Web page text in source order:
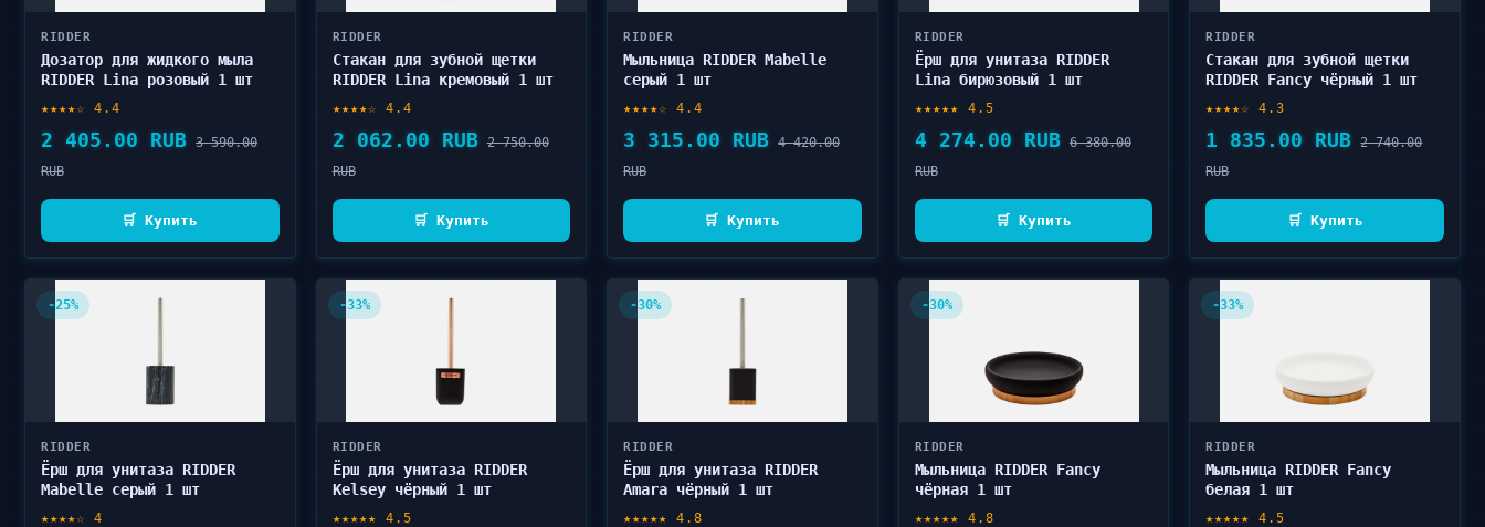
RIDDER
Дозатор для жидкого мыла
RIDDER Lina розовый 1 шт
★★★★☆ 4.4
2 405.00 RUB 3 590.00
RUB
🛒 Купить
RIDDER
Стакан для зубной щетки
RIDDER Lina кремовый 1 шт
★★★★☆ 4.4
2 062.00 RUB 2 750.00
RUB
🛒 Купить
RIDDER
Мыльница RIDDER Mabelle
серый 1 шт
★★★★☆ 4.4
3 315.00 RUB 4 420.00
RUB
🛒 Купить
RIDDER
Ёрш для унитаза RIDDER
Lina бирюзовый 1 шт
★★★★★ 4.5
4 274.00 RUB 6 380.00
RUB
🛒 Купить
RIDDER
Стакан для зубной щетки
RIDDER Fancy чёрный 1 шт
★★★★☆ 4.3
1 835.00 RUB 2 740.00
RUB
🛒 Купить
-25%
RIDDER
Ёрш для унитаза RIDDER
Mabelle серый 1 шт
★★★★☆ 4
-33%
RIDDER
Ёрш для унитаза RIDDER
Kelsey чёрный 1 шт
★★★★★ 4.5
-30%
RIDDER
Ёрш для унитаза RIDDER
Amara чёрный 1 шт
★★★★★ 4.8
-30%
RIDDER
Мыльница RIDDER Fancy
чёрная 1 шт
★★★★★ 4.8
-33%
RIDDER
Мыльница RIDDER Fancy
белая 1 шт
★★★★★ 4.5